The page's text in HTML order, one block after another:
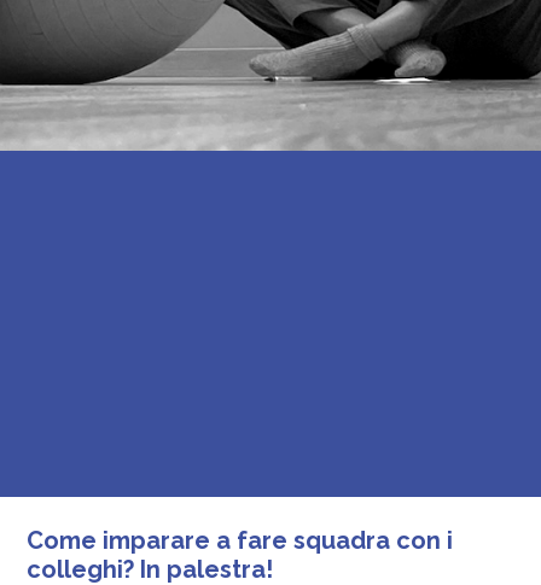
Come imparare a fare squadra con i
colleghi? In palestra!